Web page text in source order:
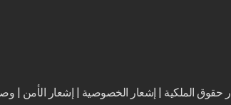
حقوق الملكية | إشعار الخصوصية | إشعار الأمن |